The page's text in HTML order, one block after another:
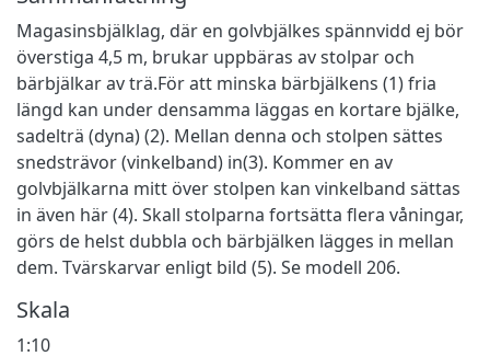
Magasinsbjälklag, där en golvbjälkes spännvidd ej bör
överstiga 4,5 m, brukar uppbäras av stolpar och
bärbjälkar av trä.För att minska bärbjälkens (1) fria
längd kan under densamma läggas en kortare bjälke,
sadelträ (dyna) (2). Mellan denna och stolpen sättes
snedsträvor (vinkelband) in(3). Kommer en av
golvbjälkarna mitt över stolpen kan vinkelband sättas
in även här (4). Skall stolparna fortsätta flera våningar,
görs de helst dubbla och bärbjälken lägges in mellan
dem. Tvärskarvar enligt bild (5). Se modell 206.
Skala
1:10